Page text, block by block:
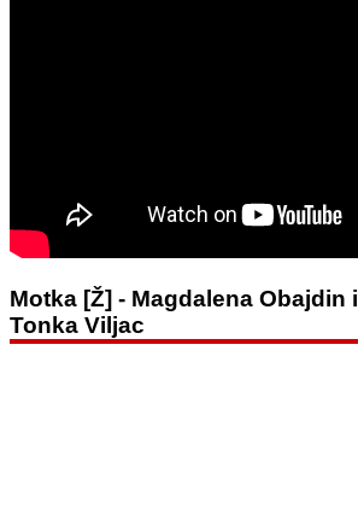
Motka [Ž] - Magdalena Obajdin i
Tonka Viljac